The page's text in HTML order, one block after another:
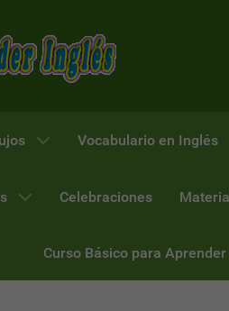
Vocabulario en Inglés
Celebraciones
Curso Básico para